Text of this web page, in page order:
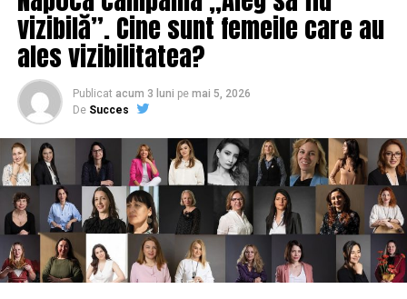
afirmat ministrul.
Carmen Dan a precizat că până acum nu a fost citată
pentru a da declaraţii cu privire la intervenţia
jandarmilor la protestul din 10 august.
AGERPRES
ARTICOLE PE ACEIASI TEMA: PRIMA
URMATORUL
Deczie de ultimă oră a Simonei Halep după înfrângerea
de la Wuhan! „Vrea doar să evite amenda”. Tun financiar
de 1 MILION de euro
vizibilă”. Cine sunt femeile care au
ales vizibilitatea?
Publicat acum 3 luni pe mai 5, 2026
De Succes